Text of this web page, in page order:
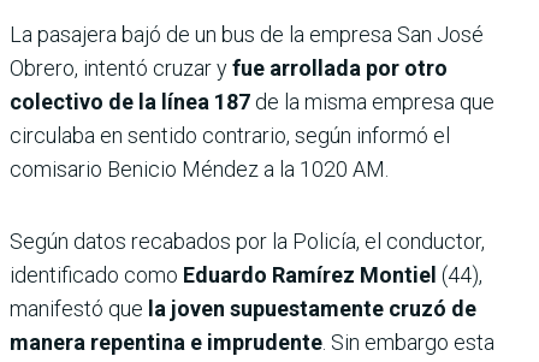
La pasajera bajó de un bus de la empresa San José
Obrero, intentó cruzar yfue arrollada por otro
colectivo de la línea 187 de la misma empresa que
circulaba en sentido contrario, según informó el
comisario Benicio Méndez a la 1020 AM.
Según datos recabados por la Policía, el conductor,
identificado como Eduardo Ramírez Montiel (44),
manifestó que la joven supuestamente cruzó de
manera repentina e imprudente. Sin embargo esta